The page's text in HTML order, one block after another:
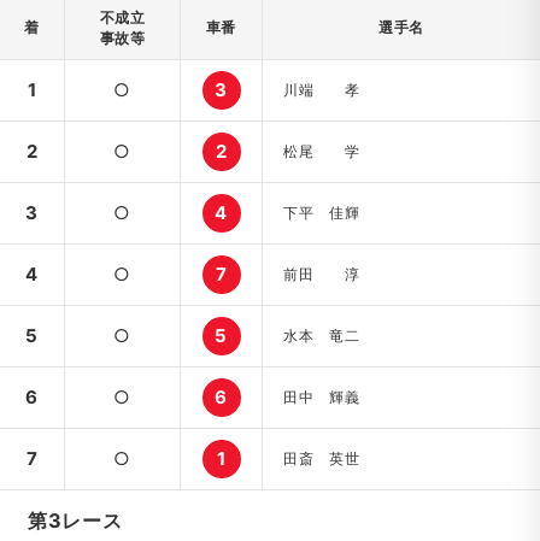
着
不成立
事故等
車番 選手名
1 ○ 3 川端 孝
2 ○ 2 松尾 学
3 ○ 4 下平 佳輝
4 ○ 7 前田 淳
5 ○ 5 水本 竜二
6 ○ 6 田中 輝義
7 ○ 1 田斎 英世
第3レース